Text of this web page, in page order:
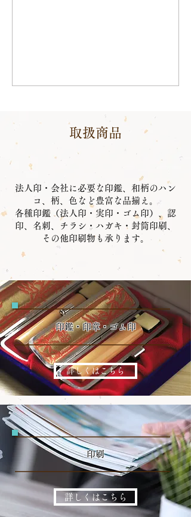
取扱商品
法人印・会社に必要な印鑑、和柄のハン
コ、柄、色など豊富な品揃え。
各種印鑑（法人印・実印・ゴム印）、認
印、名刺、チラシ・ハガキ・封筒印刷、
その他印刷物も承ります。
印鑑・印章・ゴム印
詳しくはこちら
印刷
詳しくはこちら